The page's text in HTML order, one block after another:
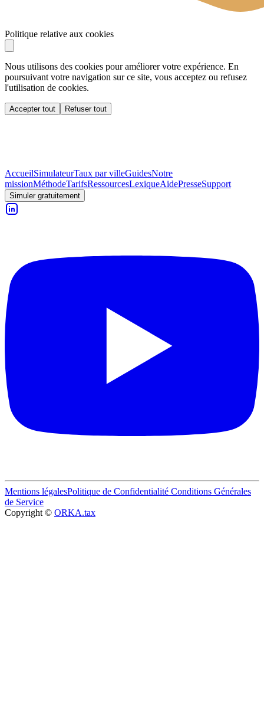
Politique relative aux cookies
Nous utilisons des cookies pour améliorer votre expérience. En
poursuivant votre navigation sur ce site, vous acceptez ou refusez
l'utilisation de cookies.
Accepter tout Refuser tout
AccueilSimulateurTaux par villeGuidesNotre
missionMéthodeTarifsRessourcesLexiqueAidePresseSupport
Simuler gratuitement
Mentions légalesPolitique de Confidentialité Conditions Générales
de Service
Copyright © ORKA.tax